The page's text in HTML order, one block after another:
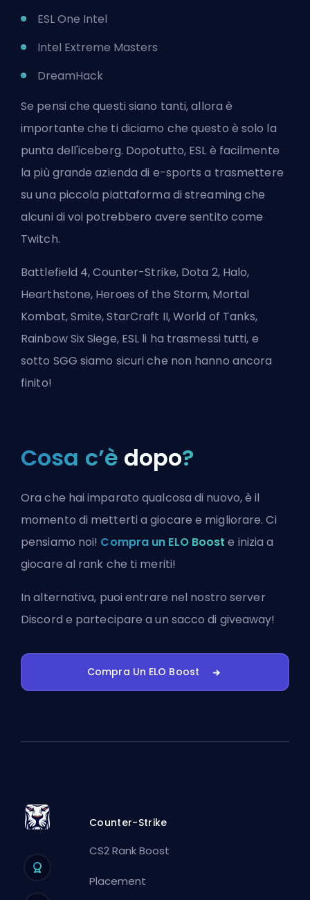
ESL One Intel
Intel Extreme Masters
DreamHack
Se pensi che questi siano tanti, allora è
importante che ti diciamo che questo è solo la
punta dell'iceberg. Dopotutto, ESL è facilmente
la più grande azienda di e-sports a trasmettere
su una piccola piattaforma di streaming che
alcuni di voi potrebbero avere sentito come
Twitch.
Battlefield 4, Counter-Strike, Dota 2, Halo,
Hearthstone, Heroes of the Storm, Mortal
Kombat, Smite, StarCraft II, World of Tanks,
Rainbow Six Siege, ESL li ha trasmessi tutti, e
sotto SGG siamo sicuri che non hanno ancora
finito!
Cosa c’è dopo?
Ora che hai imparato qualcosa di nuovo, è il
momento di metterti a giocare e migliorare. Ci
pensiamo noi! Compra un ELO Boost e inizia a
giocare al rank che ti meriti!
In alternativa, puoientrare nel nostro server
Discord e partecipare a un sacco di giveaway!
Compra Un ELO Boost
Counter-Strike
CS2 Rank Boost
Placement